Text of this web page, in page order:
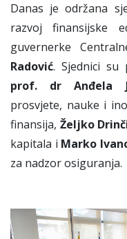
Danas je održana
razvoj finansijske
guvernerke
Radović. Sjednici su
prof. dr Anđela
prosvjete, nauke i
finansija, Željko
kapitala i Marko
za nadzor osiguranja.